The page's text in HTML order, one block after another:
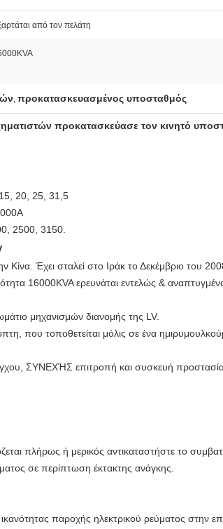
από τον πελάτη
, προκατασκευασμένος υποσταθμός
προκατασκεύασε τον κινητό
20, 25, 31,5
2500, 3150.
Έχει σταλεί στο Ιράκ το Δεκέμβριο του
16000KVA ερευνάται εντελώς &
μηχανισμών διανομής της LV.
που τοποθετείται μόλις σε ένα
ΣΥΝΕΧΉΣ επιτροπή και συσκευή
πλήρως ή μερικός αντικαταστήστε το
σε περίπτωση έκτακτης ανάγκης.
παροχής ηλεκτρικού ρεύματος στην